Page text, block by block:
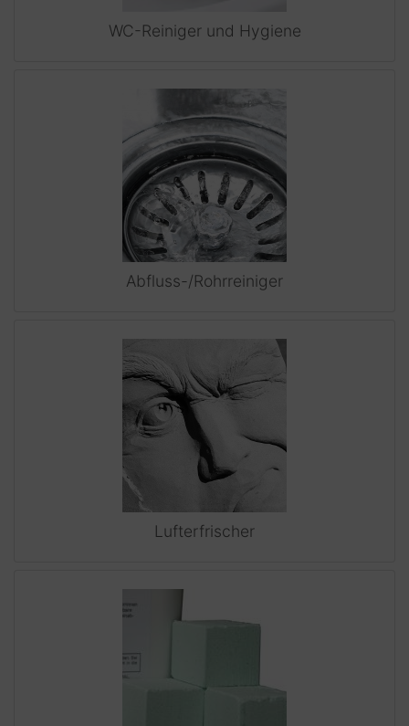
WC-Reiniger und Hygiene
Abfluss-/Rohrreiniger
Lufterfrischer